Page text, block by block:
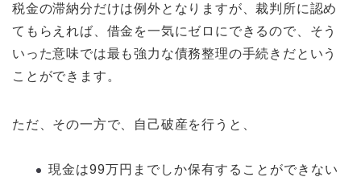
税金の滞納分だけは例外となりますが、裁判所に認め
てもらえれば、借金を一気にゼロにできるので、そう
いった意味では最も強力な債務整理の手続きだという
ことができます。
ただ、その一方で、自己破産を行うと、
現金は99万円までしか保有することができない